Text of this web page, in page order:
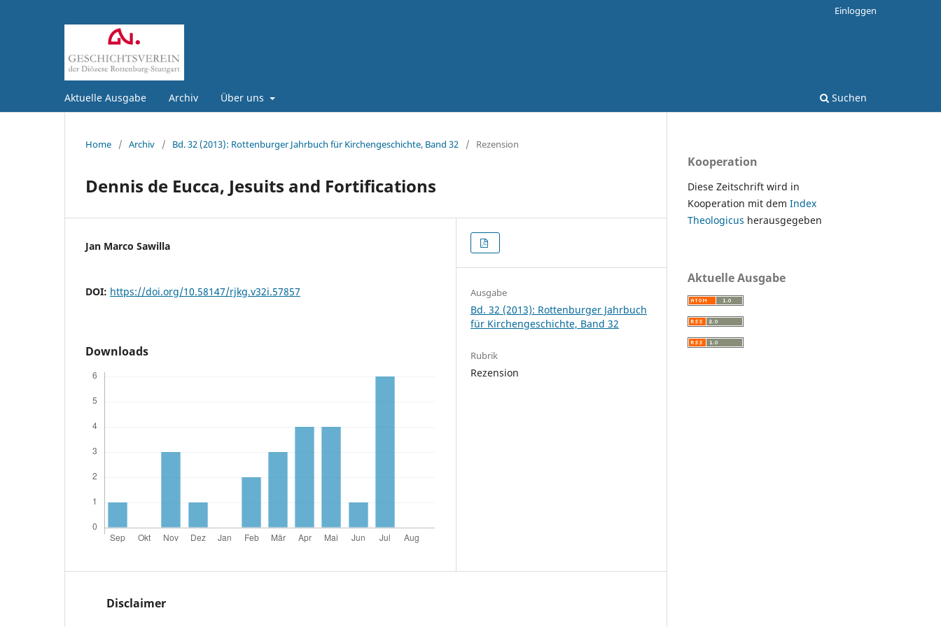
Aktuelle Ausgabe Archiv Über uns Suchen
Einloggen
Home / Archiv / Bd. 32 (2013): Rottenburger Jahrbuch für Kirchengeschichte, Band 32 / Rezension
Dennis de Eucca, Jesuits and Fortifications
Jan Marco Sawilla
DOI: https://doi.org/10.58147/rjkg.v32i.57857
Downloads
Ausgabe
Bd. 32 (2013): Rottenburger Jahrbuch
für Kirchengeschichte, Band 32
Rubrik
Rezension
Disclaimer
Kooperation
Diese Zeitschrift wird in
Kooperation mit dem Index
Theologicus herausgegeben
Aktuelle Ausgabe